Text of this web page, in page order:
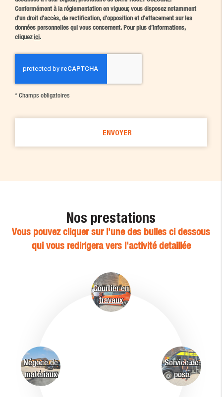
Conformément à la réglementation en vigueur, vous disposez notamment
d'un droit d'accès, de rectification, d'opposition et d'effacement sur les
données personnelles qui vous concernent. Pour plus d’informations,
cliquez ici.
* Champs obligatoires
Nos prestations
Vous pouvez cliquer sur l'une des bulles ci dessous
qui vous redirigera vers l'activité detaillée
Courtier en
travaux
Négoce de
matériaux
Service de
pose